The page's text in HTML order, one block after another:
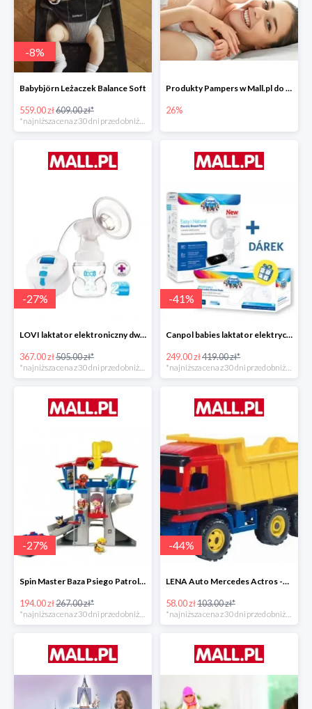
-8%
Babybjörn Leżaczek Balance Soft
559.00 zł609.00 zł*
Produkty Pampers w Mall.pl do -26%
26%
-27%
LOVI laktator elektroniczny dwufazowy Prolactis -27%
367.00 zł505.00 zł*
-41%
Canpol babies laktator elektryczny EASY NATURAL -40%
249.00 zł419.00 zł*
-27%
Spin Master Baza Psiego Patrolu -27%
194.00 zł267.00 zł*
*najniższa cena z 30 dni przed obniżką
-44%
LENA Auto Mercedes Actros -43%
58.00 zł103.00 zł*
*najniższa cena z 30 dni przed obniżką